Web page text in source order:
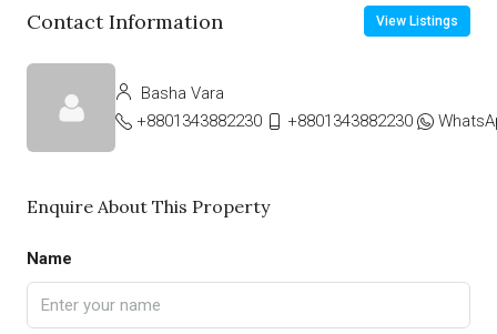
Contact Information View Listings
Basha Vara
+8801343882230
+8801343882230
Enquire About This Property
Name